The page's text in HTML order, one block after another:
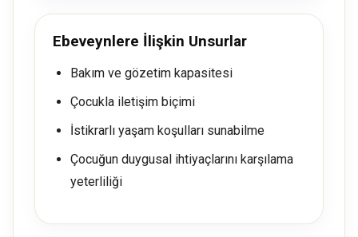
Ebeveynlere İlişkin Unsurlar
Bakım ve gözetim kapasitesi
Çocukla iletişim biçimi
İstikrarlı yaşam koşulları sunabilme
Çocuğun duygusal ihtiyaçlarını karşılama
yeterliliği